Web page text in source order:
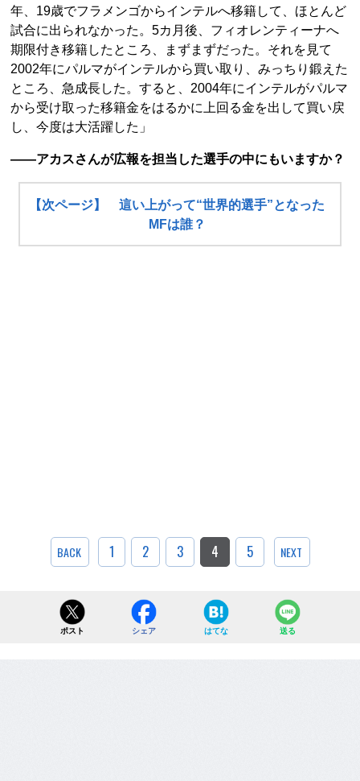
年、19歳でフラメンゴからインテルへ移籍して、ほとんど
試合に出られなかった。5カ月後、フィオレンティーナへ
期限付き移籍したところ、まずまずだった。それを見て
2002年にパルマがインテルから買い取り、みっちり鍛えた
ところ、急成長した。すると、2004年にインテルがパルマ
から受け取った移籍金をはるかに上回る金を出して買い戻
し、今度は大活躍した」
――アカスさんが広報を担当した選手の中にもいますか？
【次ページ】 這い上がって“世界的選手”となった
MFは誰？
BACK 1 2 3 4 5 NEXT
ポスト シェア はてな 送る